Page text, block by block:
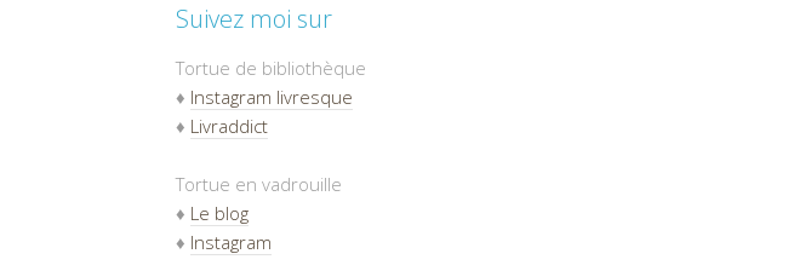
Suivez moi sur
Tortue de bibliothèque
♦ Instagram livresque
♦ Livraddict
Tortue en vadrouille
♦ Le blog
♦ Instagram